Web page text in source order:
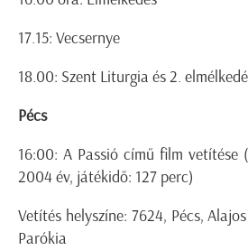
17.15: Vecsernye
18.00: Szent Liturgia és 2.
Pécs
16:00: A Passió című film vetítése
2004 év, játékidő: 127 perc)
Vetítés helyszíne: 7624, Pécs,
Parókia